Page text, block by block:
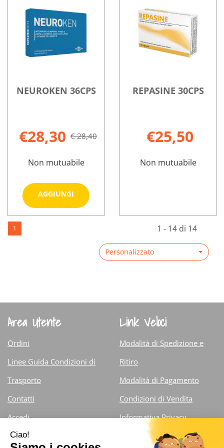
PABA
100
100CPR
40CPR
NEUROKEN 36CPS
€28,30 € 28,40
Non mutuabile
AGGIUNGI
Aggiungi NEUROKEN
36CPS al
carrello
REPASINE 30CPS
€25,50
Non mutuabile
30CPS non
è
disponibile
su REPASINE
30CPS
1 1 - 14 di 14
Personalizzato
Area Utente
Ordini
Linee Guida Condizioni di
Trasporto
Contatti
Accedi
Iscrizione alla Newsletter
Link Veloci
Modalità di Spedizione e
Ritiro
Modalità di Pagamento
Condizioni di Vendita
Informativa Privacy
Cookie Policy